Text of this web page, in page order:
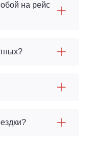
на рейс